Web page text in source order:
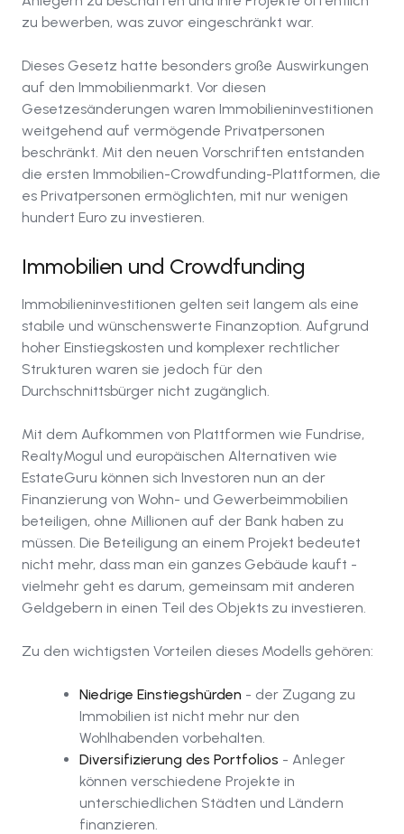
zu bewerben, was zuvor eingeschränkt war.
Dieses Gesetz hatte besonders große Auswirkungen
auf den Immobilienmarkt. Vor diesen
Gesetzesänderungen waren Immobilieninvestitionen
weitgehend auf vermögende Privatpersonen
beschränkt. Mit den neuen Vorschriften entstanden
die ersten Immobilien-Crowdfunding-Plattformen, die
es Privatpersonen ermöglichten, mit nur wenigen
hundert Euro zu investieren.
Immobilien und Crowdfunding
Immobilieninvestitionen gelten seit langem als eine
stabile und wünschenswerte Finanzoption. Aufgrund
hoher Einstiegskosten und komplexer rechtlicher
Strukturen waren sie jedoch für den
Durchschnittsbürger nicht zugänglich.
Mit dem Aufkommen von Plattformen wie Fundrise,
RealtyMogul und europäischen Alternativen wie
EstateGuru können sich Investoren nun an der
Finanzierung von Wohn- und Gewerbeimmobilien
beteiligen, ohne Millionen auf der Bank haben zu
müssen. Die Beteiligung an einem Projekt bedeutet
nicht mehr, dass man ein ganzes Gebäude kauft -
vielmehr geht es darum, gemeinsam mit anderen
Geldgebern in einen Teil des Objekts zu investieren.
Zu den wichtigsten Vorteilen dieses Modells gehören:
Niedrige Einstiegshürden - der Zugang zu
Immobilien ist nicht mehr nur den
Wohlhabenden vorbehalten.
Diversifizierung des Portfolios - Anleger
können verschiedene Projekte in
unterschiedlichen Städten und Ländern
finanzieren.